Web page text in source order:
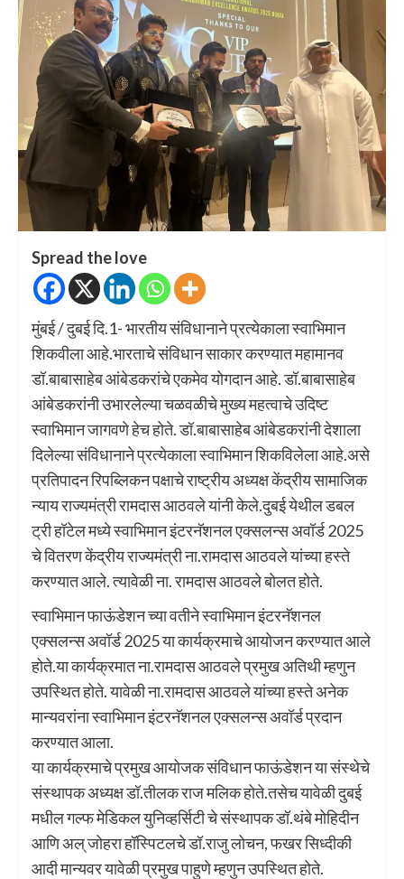
Spread the love
मुंबई / दुबई दि.1- भारतीय संविधानाने प्रत्येकाला स्वाभिमान
शिकवीला आहे.भारताचे संविधान साकार करण्यात महामानव
डॉ.बाबासाहेब आंबेडकरांचे एकमेव योगदान आहे. डॉ.बाबासाहेब
आंबेडकरांनी उभारलेल्या चळवळीचे मुख्य महत्वाचे उदिष्ट
स्वाभिमान जागवणे हेच होते. डॉ.बाबासाहेब आंबेडकरांनी देशाला
दिलेल्या संविधानाने प्रत्येकाला स्वाभिमान शिकविलेला आहे.असे
प्रतिपादन रिपब्लिकन पक्षाचे राष्ट्रीय अध्यक्ष केंद्रीय सामाजिक
न्याय राज्यमंत्री रामदास आठवले यांनी केले.दुबई येथील डबल
ट्री हॉटेल मध्ये स्वाभिमान इंटरनॅशनल एक्सलन्स अवॉर्ड 2025
चे वितरण केंद्रीय राज्यमंत्री ना.रामदास आठवले यांच्या हस्ते
करण्यात आले. त्यावेळी ना. रामदास आठवले बोलत होते.
स्वाभिमान फाऊंडेशन च्या वतीने स्वाभिमान इंटरनॅशनल
एक्सलन्स अवॉर्ड 2025 या कार्यक्रमाचे आयोजन करण्यात आले
होते.या कार्यक्रमात ना.रामदास आठवले प्रमुख अतिथी म्हणुन
उपस्थित होते. यावेळी ना.रामदास आठवले यांच्या हस्ते अनेक
मान्यवरांना स्वाभिमान इंटरनॅशनल एक्सलन्स अवॉर्ड प्रदान
करण्यात आला.
या कार्यक्रमाचे प्रमुख आयोजक संविधान फाऊंडेशन या संस्थेचे
संस्थापक अध्यक्ष डॉ.तीलक राज मलिक होते.तसेच यावेळी दुबई
मधील गल्फ मेडिकल युनिव्हर्सिटी चे संस्थापक डॉ.थंबे मोहिदीन
आणि अल् जोहरा हॉस्पिटलचे डॉ.राजु लोचन, फखर सिध्दीकी
आदी मान्यवर यावेळी प्रमुख पाहुणे म्हणुन उपस्थित होते.